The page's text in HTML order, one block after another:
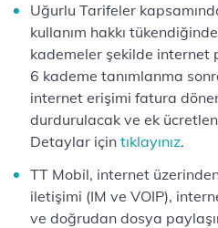
Uğurlu Tarifeler
kullanım hakkı
kademeler şekilde internet
6 kademe tanımlanma
internet erişimi fatura
durdurulacak ve ek
Detaylar için tıklayınız.
TT Mobil, internet
iletişimi (IM ve VOIP),
ve doğrudan dosya